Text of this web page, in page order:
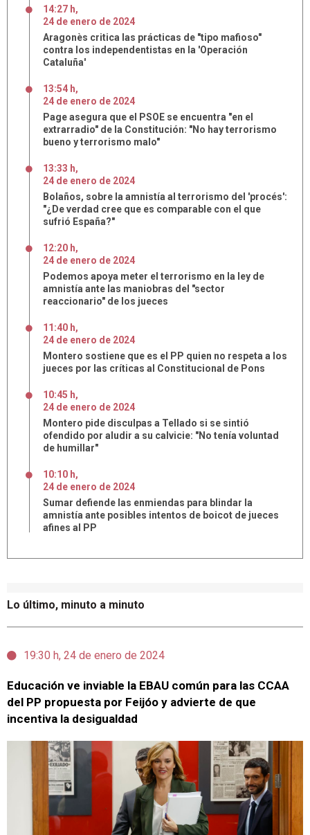
Lo último, minuto a minuto
19:30 h, 24 de enero de 2024
Educación ve inviable la EBAU común para las CCAA
del PP propuesta por Feijóo y advierte de que
incentiva la desigualdad
14:27 h,
24 de enero de 2024
Aragonès critica las prácticas de "tipo mafioso"
contra los independentistas en la 'Operación
Cataluña'
13:54 h,
24 de enero de 2024
Page asegura que el PSOE se encuentra "en el
extrarradio" de la Constitución: "No hay terrorismo
bueno y terrorismo malo"
13:33 h,
24 de enero de 2024
Bolaños, sobre la amnistía al terrorismo del 'procés':
"¿De verdad cree que es comparable con el que
sufrió España?"
12:20 h,
24 de enero de 2024
Podemos apoya meter el terrorismo en la ley de
amnistía ante las maniobras del "sector
reaccionario" de los jueces
11:40 h,
24 de enero de 2024
Montero sostiene que es el PP quien no respeta a los
jueces por las críticas al Constitucional de Pons
10:45 h,
24 de enero de 2024
Montero pide disculpas a Tellado si se sintió
ofendido por aludir a su calvicie: "No tenía voluntad
de humillar"
10:10 h,
24 de enero de 2024
Sumar defiende las enmiendas para blindar la
amnistía ante posibles intentos de boicot de jueces
afines al PP